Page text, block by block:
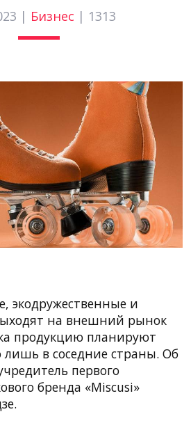
| Бизнес | 1313
экодружественные и
на внешний рынок
продукцию планируют
лишь в соседние страны. Об
первого
бренда «Miscusi»